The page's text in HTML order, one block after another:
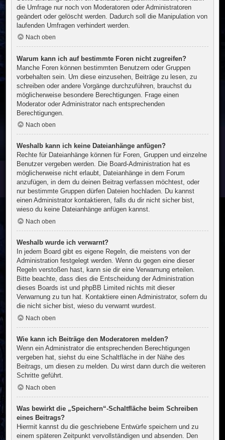
die Umfrage nur noch von Moderatoren oder Administratoren
geändert oder gelöscht werden. Dadurch soll die Manipulation von
laufenden Umfragen verhindert werden.
Nach oben
Warum kann ich auf bestimmte Foren nicht zugreifen?
Manche Foren können bestimmten Benutzern oder Gruppen
vorbehalten sein. Um diese einzusehen, Beiträge zu lesen, zu
schreiben oder andere Vorgänge durchzuführen, brauchst du
möglicherweise besondere Berechtigungen. Frage einen
Moderator oder Administrator nach entsprechenden
Berechtigungen.
Nach oben
Weshalb kann ich keine Dateianhänge anfügen?
Rechte für Dateianhänge können für Foren, Gruppen und einzelne
Benutzer vergeben werden. Die Board-Administration hat es
möglicherweise nicht erlaubt, Dateianhänge in dem Forum
anzufügen, in dem du deinen Beitrag verfassen möchtest, oder
nur bestimmte Gruppen dürfen Dateien hochladen. Du kannst
einen Administrator kontaktieren, falls du dir nicht sicher bist,
wieso du keine Dateianhänge anfügen kannst.
Nach oben
Weshalb wurde ich verwarnt?
In jedem Board gibt es eigene Regeln, die meistens von der
Administration festgelegt werden. Wenn du gegen eine dieser
Regeln verstoßen hast, kann sie dir eine Verwarnung erteilen.
Bitte beachte, dass dies die Entscheidung der Administration
dieses Boards ist und phpBB Limited nichts mit dieser
Verwarnung zu tun hat. Kontaktiere einen Administrator, sofern du
die nicht sicher bist, wieso du verwarnt wurdest.
Nach oben
Wie kann ich Beiträge den Moderatoren melden?
Wenn ein Administrator die entsprechenden Berechtigungen
vergeben hat, siehst du eine Schaltfläche in der Nähe des
Beitrags, um diesen zu melden. Du wirst dann durch die weiteren
Schritte geführt.
Nach oben
Was bewirkt die „Speichern“-Schaltfläche beim Schreiben
eines Beitrags?
Hiermit kannst du die geschriebene Entwürfe speichern und zu
einem späteren Zeitpunkt vervollständigen und absenden. Den